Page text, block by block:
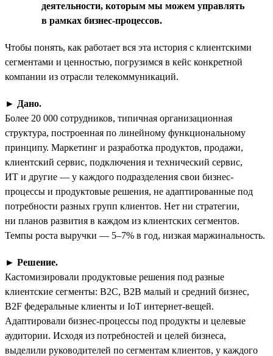
деятельности, которым мы можем управлять
в рамках бизнес-процессов.
Чтобы понять, как работает вся эта история с клиентскими
сегментами и ценностью, погрузимся в кейс конкретной
компании из отрасли телекоммуникаций.
► Дано.
Более 20 000 сотрудников, типичная организационная
структура, построенная по линейному функциональному
принципу. Маркетинг и разработка продуктов, продажи,
клиентский сервис, подключения и технический сервис,
ИТ и другие — у каждого подразделения свои бизнес-
процессы и продуктовые решения, не адаптированные под
потребности разных групп клиентов. Нет ни стратегии,
ни планов развития в каждом из клиентских сегментов.
Темпы роста выручки — 5–7% в год, низкая маржинальность.
► Решение.
Кастомизировали продуктовые решения под разные
клиентские сегменты: В2С, В2В малый и средний бизнес,
B2F федеральные клиенты и IoT интернет-вещей.
Адаптировали бизнес-процессы под продукты и целевые
аудитории. Исходя из потребностей и целей бизнеса,
выделили руководителей по сегментам клиентов, у каждого